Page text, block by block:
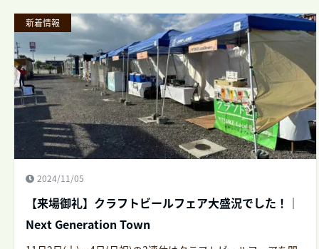
新着情報
2024/11/05
【来場御礼】クラフトビールフェア大盛況でした！｜
Next Generation Town